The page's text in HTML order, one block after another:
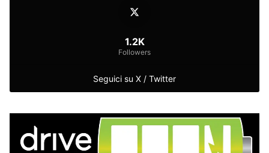
Seguici su X / Twitter
1.2K
Followers